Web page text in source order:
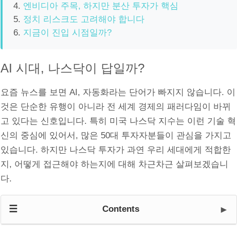
엔비디아 주목, 하지만 분산 투자가 핵심
정치 리스크도 고려해야 합니다
지금이 진입 시점일까?
AI 시대, 나스닥이 답일까?
요즘 뉴스를 보면 AI, 자동화라는 단어가 빠지지 않습니다. 이
것은 단순한 유행이 아니라 전 세계 경제의 패러다임이 바뀌
고 있다는 신호입니다. 특히 미국 나스닥 지수는 이런 기술 혁
신의 중심에 있어서, 많은 50대 투자자분들이 관심을 가지고
있습니다. 하지만 나스닥 투자가 과연 우리 세대에게 적합한
지, 어떻게 접근해야 하는지에 대해 차근차근 살펴보겠습니
다.
☰ Contents ►